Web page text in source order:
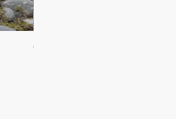
13天南极半岛基地营